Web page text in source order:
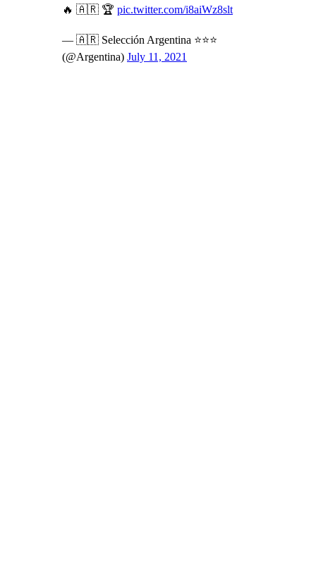
🔥 🇦🇷 🏆 pic.twitter.com/i8aiWz8slt
— 🇦🇷 Selección Argentina ⭐⭐⭐
(@Argentina) July 11, 2021